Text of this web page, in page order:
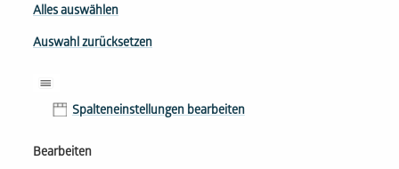
Alles auswählen
Auswahl zurücksetzen
Spalteneinstellungen bearbeiten
Bearbeiten